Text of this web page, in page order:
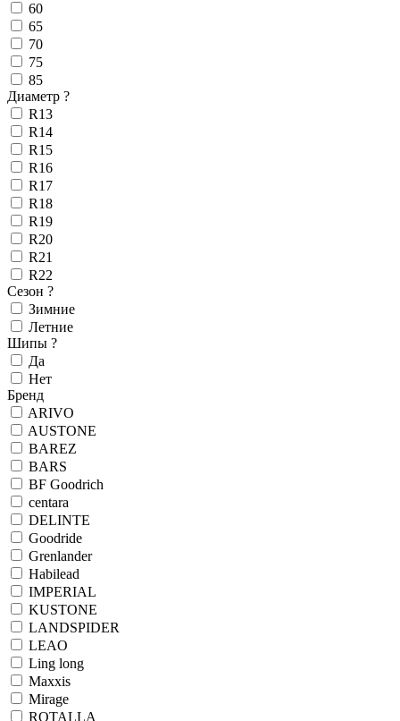
60
65
70
75
85
Диаметр ?
R13
R14
R15
R16
R17
R18
R19
R20
R21
R22
Сезон ?
Зимние
Летние
Шипы ?
Да
Нет
Бренд
ARIVO
AUSTONE
BAREZ
BARS
BF Goodrich
centara
DELINTE
Goodride
Grenlander
Habilead
IMPERIAL
KUSTONE
LANDSPIDER
LEAO
Ling long
Maxxis
Mirage
ROTALLA